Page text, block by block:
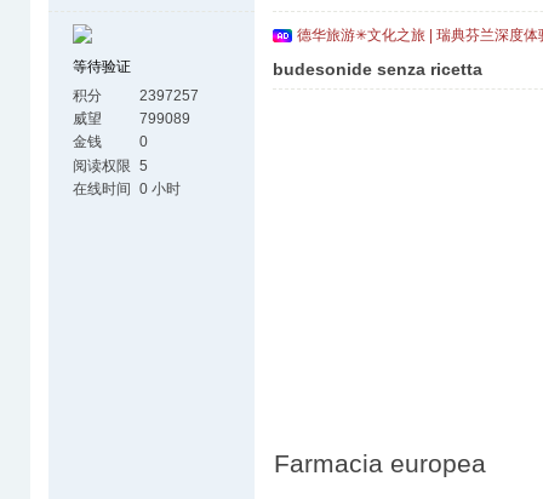
等待验证
积分
2397257
威望
799089
金钱
0
阅读权限 5
在线时间 0 小时
德华旅游✳文化之旅 | 瑞典芬兰深度
budesonide senza ricetta
Farmacia europea